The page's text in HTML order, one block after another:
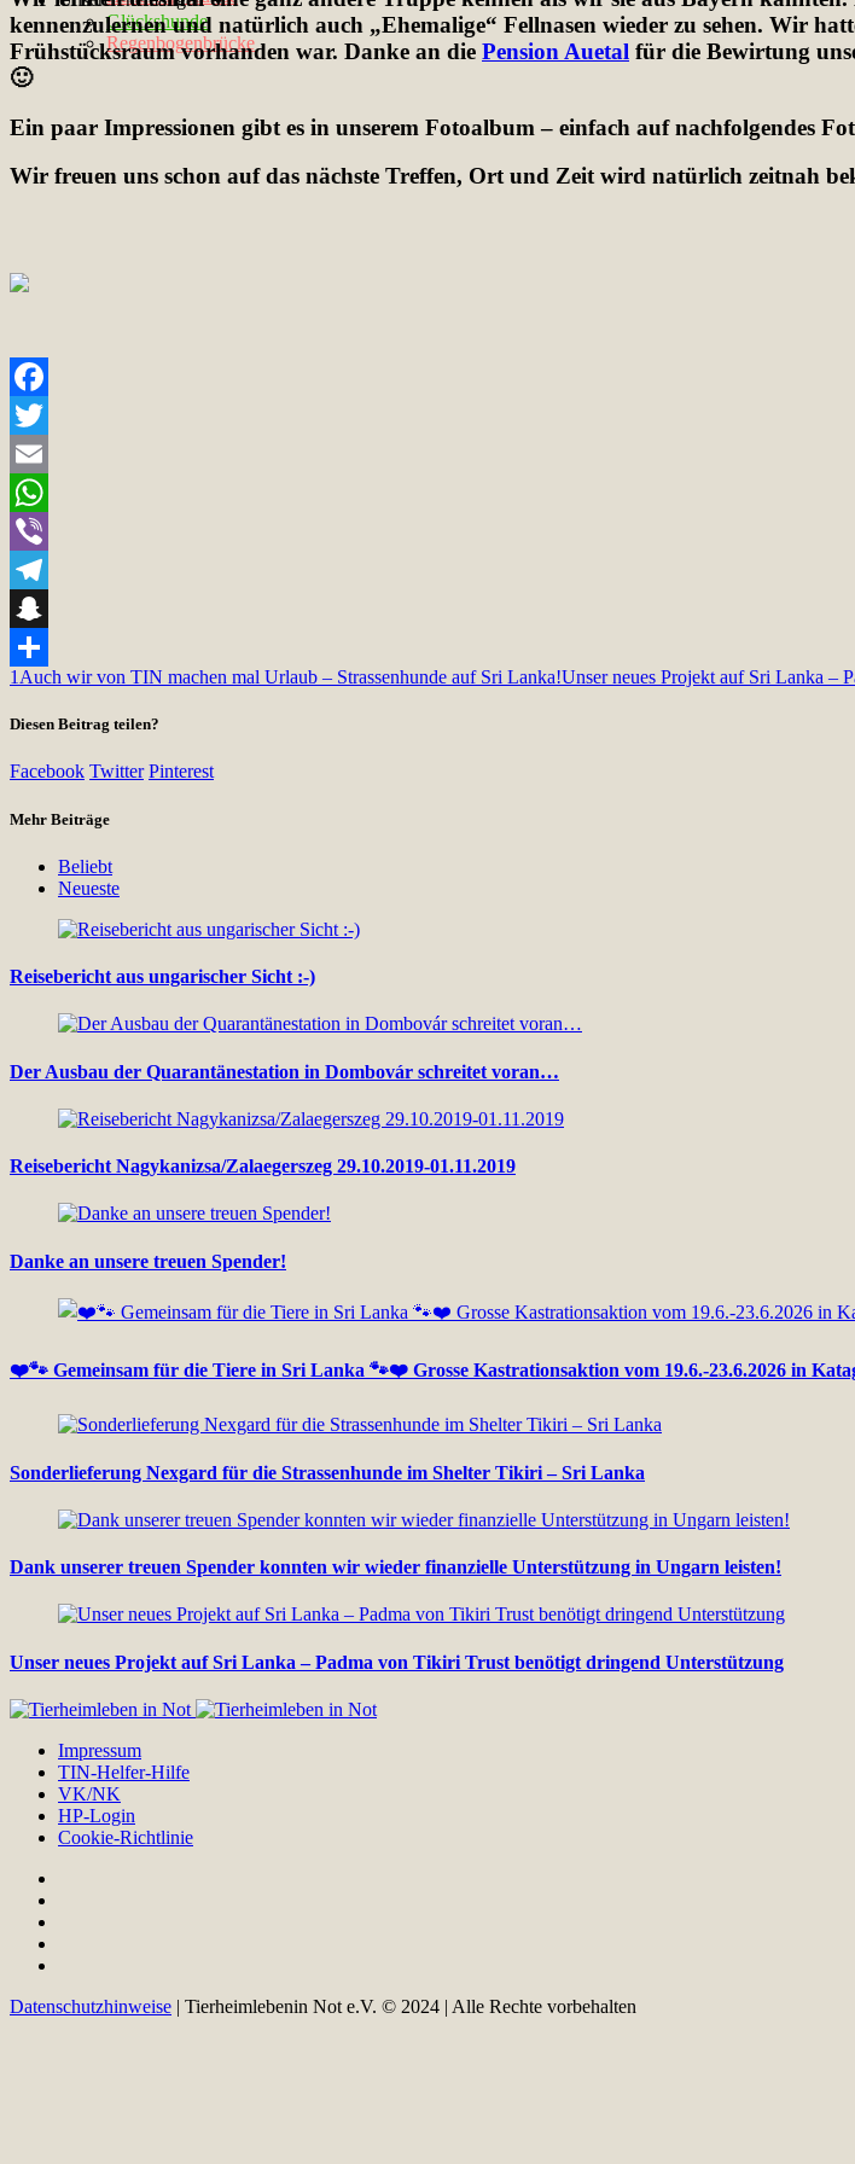
Glückshunde
Regenbogenbrücke
kennenzulernen und natürlich auch „Ehemalige“ Fellnasen wieder zu sehen. Wir
Frühstücksraum vorhanden war. Danke an die Pension Auetal für die Bewirtung
🙂
Ein paar Impressionen gibt es in unserem Fotoalbum – einfach auf nachfolgendes
Wir freuen uns schon auf das nächste Treffen, Ort und Zeit wird natürlich zeitnah
Facebook
Twitter
Email
WhatsApp
Viber
Telegram
Snapchat
Teilen
1 Auch wir von TIN machen mal Urlaub – Strassenhunde auf Sri Lanka!Unser neues Projekt auf Sri Lanka –
Diesen Beitrag teilen?
Facebook Twitter Pinterest
Mehr Beiträge
Beliebt
Neueste
Reisebericht aus ungarischer Sicht :-)
Der Ausbau der Quarantänestation in Dombovár schreitet voran…
Reisebericht Nagykanizsa/Zalaegerszeg 29.10.2019-01.11.2019
Danke an unsere treuen Spender!
❤️🐾 Gemeinsam für die Tiere in Sri Lanka 🐾❤️ Grosse Kastrationsaktion vom 19.6.-23.6.2026 in
Sonderlieferung Nexgard für die Strassenhunde im Shelter Tikiri – Sri Lanka
Dank unserer treuen Spender konnten wir wieder finanzielle Unterstützung in Ungarn leisten!
Unser neues Projekt auf Sri Lanka – Padma von Tikiri Trust benötigt dringend Unterstützung
Impressum
TIN-Helfer-Hilfe
VK/NK
HP-Login
Cookie-Richtlinie
Datenschutzhinweise | Tierheimlebenin Not e.V. © 2024 | Alle Rechte vorbehalten